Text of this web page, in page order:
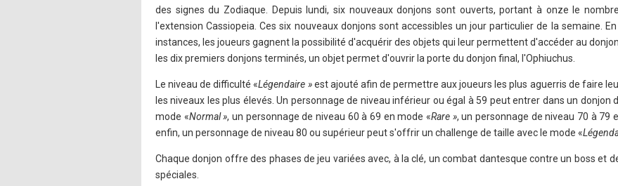
des signes du Zodiaque. Depuis lundi, six nouveaux donjons sont ouverts, portant à onze le
l'extension Cassiopeia. Ces six nouveaux donjons sont accessibles un jour particulier de la semaine.
instances, les joueurs gagnent la possibilité d'acquérir des objets qui leur permettent d'accéder au
les dix premiers donjons terminés, un objet permet d'ouvrir la porte du donjon final, l'Ophiuchus.
Le niveau de difficulté «Légendaire »est ajouté afin de permettre aux joueurs les plus aguerris de faire
les niveaux les plus élevés. Un personnage de niveau inférieur ou égal à 59 peut entrer dans un donjon
mode «Normal », un personnage de niveau 60 à 69 en mode «Rare », un personnage de niveau 70 à 79
enfin, un personnage de niveau 80 ou supérieur peut s'offrir un challenge de taille avec le mode «
Chaque donjon offre des phases de jeu variées avec, à la clé, un combat dantesque contre un boss et
spéciales.